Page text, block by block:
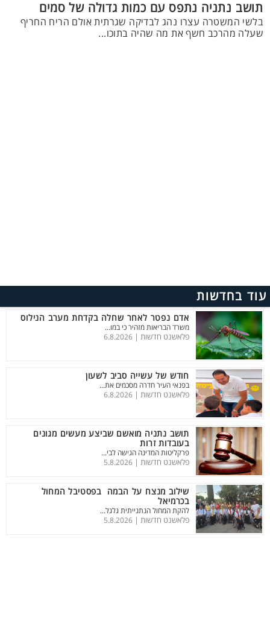
תושב נתניה נתפס עם כמות גדולה של סמים
בלשי המשטרה עצרו נהג לבדיקה שגרתית אולם הריח החריף
שעלה מהרכב חשף את מה שהיה בתוכו...
עוד בחדשות
אדם נפטר לאחר שחלה בקדחת מערב הנילוס
משרד הבריאות מזהיר כי במו...
פלאשנט חדשות | 6.8.2026
חודש של עשייה סביב לשעון
בפנאי העיר חדרה מסכמים את...
פלאשנט חדשות | 6.8.2026
תושב נתניה מואשם שביצע מעשים מגונים
בעובדות זרות
פרקליטות המדינה הגישה לבי...
פלאשנט חדשות | 5.8.2026
שילוב מנצח על הבמה בפסטיבל המחול
בכרמיאל
להקת המחול הנתנייתית גלגל...
פלאשנט חדשות | 5.8.2026